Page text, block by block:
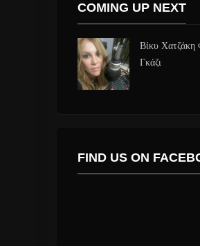
COMING UP NEXT
Βίκυ Χατζάκη
Γκάζι
FIND US ON